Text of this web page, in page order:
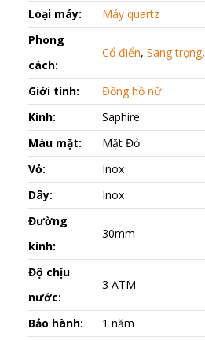
Loại máy:
Máy quartz
Phong
cách:
Cổ điển, Sang trọng,
Giới tính:
Đồng hồ nữ
Kính:
Saphire
Màu mặt:
Mặt Đỏ
Vỏ:
Inox
Dây:
Inox
Đường
kính:
30mm
Độ chịu
nước:
3 ATM
Bảo hành: 1 năm